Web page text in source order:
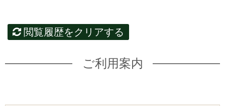
閲覧履歴をクリアする
ご利用案内